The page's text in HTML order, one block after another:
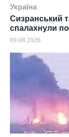
Україна
Сизранський
спалахнули
09.08.2026